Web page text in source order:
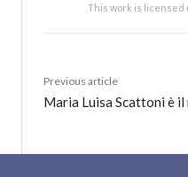
This work is licensed
Previous article
Maria Luisa Scattoni è